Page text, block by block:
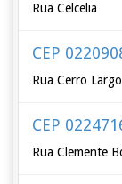
Rua Celcelia
CEP
Rua Cerro Largo
CEP
Rua Clemente